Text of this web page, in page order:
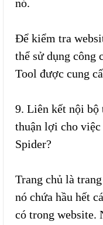
nó.
Để kiểm tra
thể sử dụng công
Tool được cung
9. Liên kết nội bộ
thuận lợi cho
Spider?
Trang chủ là
nó chứa hầu hết
có trong website.